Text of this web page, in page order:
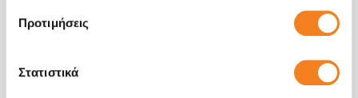
Προτιμήσεις
Στατιστικά
€8,06
Χρόνος
20 λεπτά